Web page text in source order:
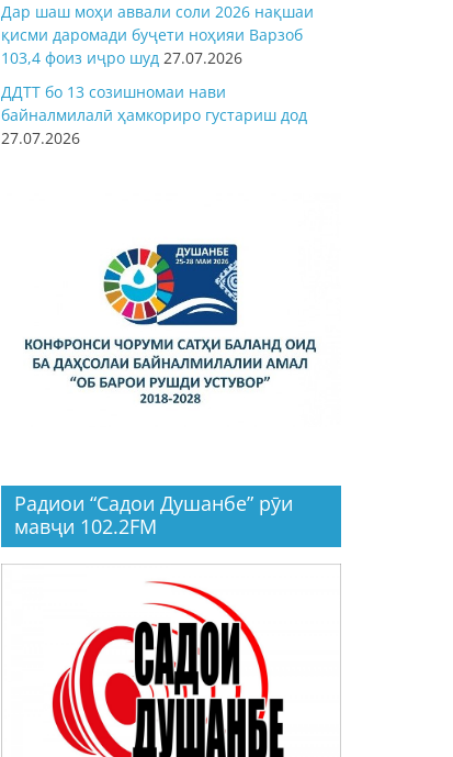
Дар шаш моҳи аввали соли 2026 нақшаи
қисми даромади буҷети ноҳияи Варзоб
103,4 фоиз иҷро шуд 27.07.2026
ДДТТ бо 13 созишномаи нави
байналмилалӣ ҳамкориро густариш дод
27.07.2026
Радиои “Садои Душанбе” рӯи
мавҷи 102.2FM